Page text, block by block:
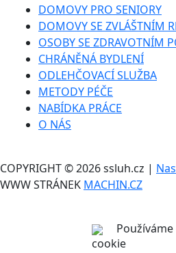
DOMOVY PRO SENIORY
DOMOVY SE ZVLÁŠTNÍM
OSOBY SE ZDRAVOTNÍM
CHRÁNĚNÁ BYDLENÍ
ODLEHČOVACÍ SLUŽBA
METODY PÉČE
NABÍDKA PRÁCE
O NÁS
COPYRIGHT © 2026 ssluh.cz |
WWW STRÁNEK MACHIN.CZ